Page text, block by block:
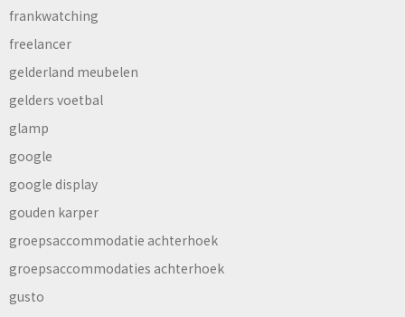
frankwatching
freelancer
gelderland meubelen
gelders voetbal
glamp
google
google display
gouden karper
groepsaccommodatie achterhoek
groepsaccommodaties achterhoek
gusto